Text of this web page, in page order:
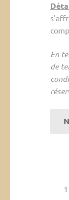
En
de
1